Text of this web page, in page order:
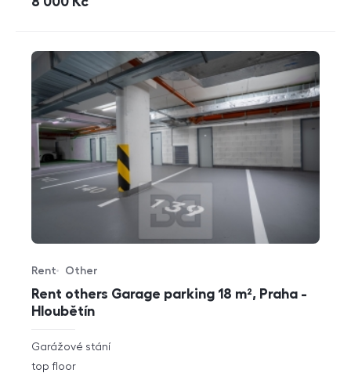
Rent others Garage parking 18 m², Praha -
Hloubětín
Offer type
Rent
Property type
Other
rozměry
disposition
Garážové stání
funkce
top floor